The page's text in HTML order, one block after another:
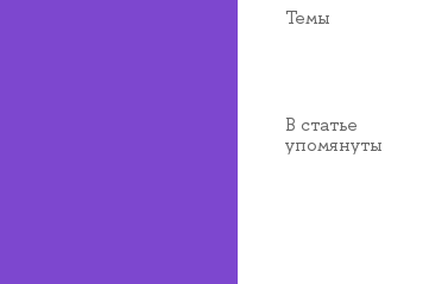
Темы
В статье
упомянуты